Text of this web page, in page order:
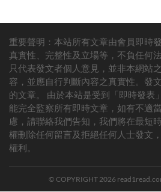
（圖片來源：＠bjk_photovideo｜IG）
▼在海豹離開後，攝影團隊有替海龜解
由。Korner表示能有這次奇妙的「邂逅
多年後，Korner看到自己拍攝的相片仍
也感到相當的開心，並表示希望海豹和
重要聲明：本站所有文章由會員即時
真實性、完整性及立場等，不負任何
只代表發文者個人意見，並非本網站
容，並應自行判斷內容之真實性。發
的文章。 由於本站是受到「即時發表
能完全監察所有即時文章，如有不適
慮，請聯絡我們告知，我們將在最短
權刪除任何留言及拒絕任何人士發文
權利。
© COPYRIGHT 2026